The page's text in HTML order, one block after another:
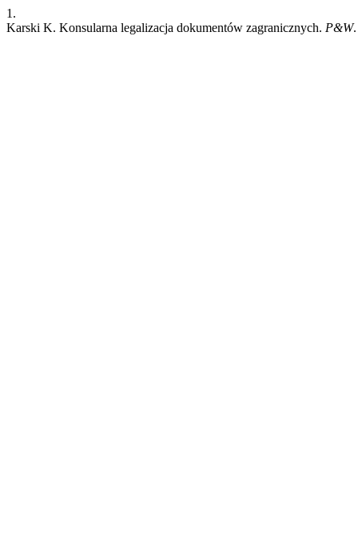
1.
Karski K. Konsularna legalizacja dokumentów zagranicznych. P&W